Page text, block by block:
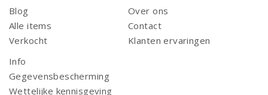
Blog
Alle items
Verkocht
Over ons
Contact
Klanten ervaringen
Info
Gegevensbescherming
Wettelijke kennisgeving